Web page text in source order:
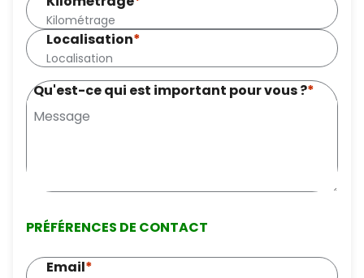
Localisation*
Qu'est-ce qui est important pour vous ?*
PRÉFÉRENCES DE CONTACT
Email*